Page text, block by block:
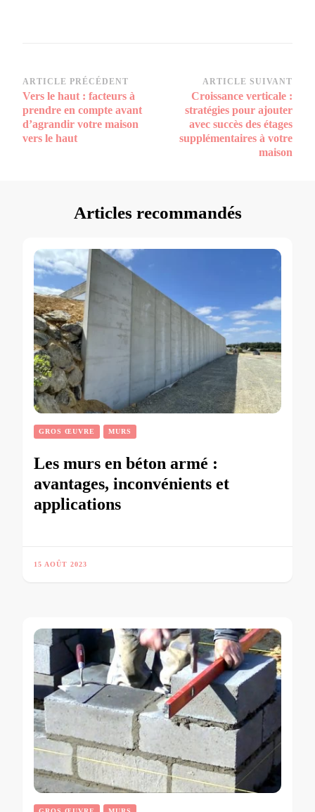
Navigation
d’article
ARTICLE PRÉCÉDENT
Vers le haut : facteurs à
prendre en compte avant
d’agrandir votre maison
vers le haut
ARTICLE SUIVANT
Croissance verticale :
stratégies pour ajouter
avec succès des étages
supplémentaires à votre
maison
Articles recommandés
GROS ŒUVRE MURS
Les murs en béton armé :
avantages, inconvénients et
applications
15 AOÛT 2023